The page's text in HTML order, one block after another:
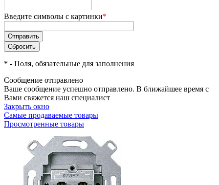
Введите символы с картинки*
* - Поля, обязательные для заполнения
Сообщение отправлено
Ваше сообщение успешно отправлено. В ближайшее время с
Вами свяжется наш специалист
Закрыть окно
Самые продаваемые товары
Просмотренные товары